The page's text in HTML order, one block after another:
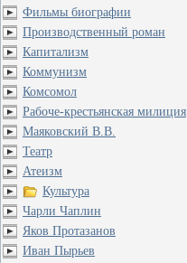
Фильмы биографии
Производственный роман
Капитализм
Коммунизм
Комсомол
Рабоче-крестьянская милиция
Маяковский В.В.
Театр
Атеизм
Культура
Чарли Чаплин
Яков Протазанов
Иван Пырьев